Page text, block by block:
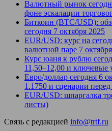
Валютный рынок
фоне эскалации
Биткоин (BTC/USD):
сегодня 7 октября 2025
EUR/USD: курс на
валютной паре 7 октября
Курс юаня к рублю
11,50–12,00 и ключевые
Евро/доллар сегодня 6
1.1750 и сценарии
EUR/USD: шпаргалка
листы)
Связь с редакцией info@trtf.ru